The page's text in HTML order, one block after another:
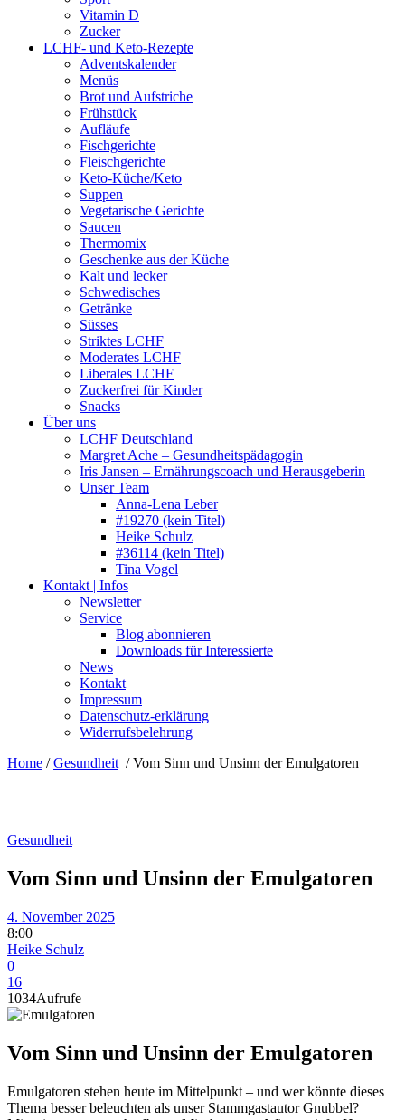
Vitamin D
Zucker
LCHF- und Keto-Rezepte
Adventskalender
Menüs
Brot und Aufstriche
Frühstück
Aufläufe
Fischgerichte
Fleischgerichte
Keto-Küche/Keto
Suppen
Vegetarische Gerichte
Saucen
Thermomix
Geschenke aus der Küche
Kalt und lecker
Schwedisches
Getränke
Süsses
Striktes LCHF
Moderates LCHF
Liberales LCHF
Zuckerfrei für Kinder
Snacks
Über uns
LCHF Deutschland
Margret Ache – Gesundheitspädagogin
Iris Jansen – Ernährungscoach und Herausgeberin
Unser Team
Anna-Lena Leber
#19270 (kein Titel)
Heike Schulz
#36114 (kein Titel)
Tina Vogel
Kontakt | Infos
Newsletter
Service
Blog abonnieren
Downloads für Interessierte
News
Kontakt
Impressum
Datenschutz-erklärung
Widerrufsbelehrung
Home /Gesundheit /Vom Sinn und Unsinn der Emulgatoren
Gesundheit
Vom Sinn und Unsinn der Emulgatoren
4. November 2025
8:00
Heike Schulz
0
16
1034Aufrufe
Vom Sinn und Unsinn der Emulgatoren
Emulgatoren stehen heute im Mittelpunkt – und wer könnte dieses
Thema besser beleuchten als unser Stammgastautor Gnubbel?